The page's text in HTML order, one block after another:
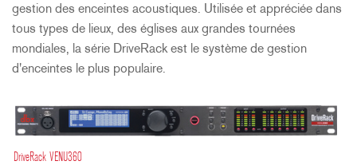
Support
Langue/Région
gestion des enceintes acoustiques. Utilisée et appréciée dans
tous types de lieux, des églises aux grandes tournées
mondiales, la série DriveRack est le système de gestion
d'enceintes le plus populaire.
DriveRack VENU360